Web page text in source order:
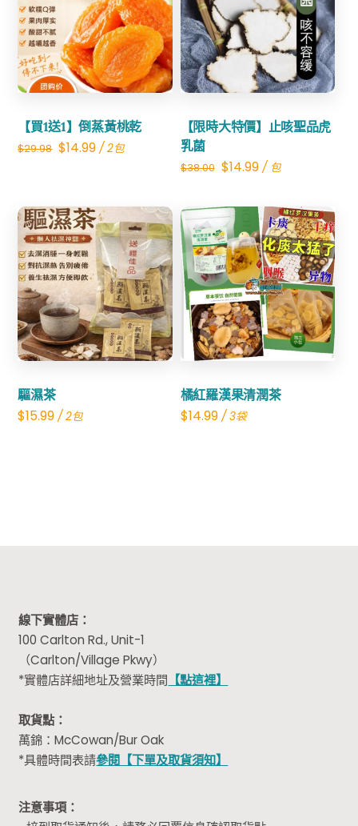
【買1送1】倒蒸黃桃乾
$29.98 Original
$29.98.
$14.99Current
$14.99.
/ 2包
Share
【限時大特價】止咳聖品虎
乳菌
$38.00 Original
was:
$38.00.
$14.99Current
is:
$14.99.
/ 包
Share
驅濕茶
$15.99 / 2包
Share
橘紅羅漢果清潤茶
$14.99/ 3袋
Share
線下實體店：
100 Carlton Rd., Unit-1
（Carlton/Village Pkwy）
*實體店詳細地址及營業時間 【點這裡】
取貨點：
萬錦：McCowan/Bur Oak
*具體時間表請參閱【下單及取貨須知】
注意事項：